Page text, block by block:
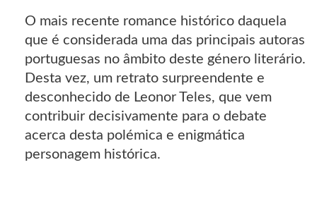
O mais recente romance histórico daquela
que é considerada uma das principais autoras
portuguesas no âmbito deste género literário.
Desta vez, um retrato surpreendente e
desconhecido de Leonor Teles, que vem
contribuir decisivamente para o debate
acerca desta polémica e enigmática
personagem histórica.